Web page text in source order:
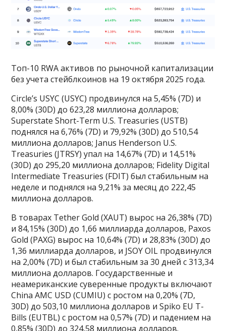
Топ-10 RWA активов по рыночной капитализации
без учета стейблкоинов на 19 октября 2025 года.
Circle’s USYC (USYC) продвинулся на 5,45% (7D) и
8,00% (30D) до 623,28 миллиона долларов;
Superstate Short-Term U.S. Treasuries (USTB)
поднялся на 6,76% (7D) и 79,92% (30D) до 510,54
миллиона долларов; Janus Henderson U.S.
Treasuries (JTRSY) упал на 14,67% (7D) и 14,51%
(30D) до 295,20 миллиона долларов; Fidelity Digital
Intermediate Treasuries (FDIT) был стабильным на
неделе и поднялся на 9,21% за месяц до 222,45
миллиона долларов.
В товарах Tether Gold (XAUT) вырос на 26,38% (7D)
и 84,15% (30D) до 1,66 миллиарда долларов, Paxos
Gold (PAXG) вырос на 10,64% (7D) и 28,83% (30D) до
1,36 миллиарда долларов, и JSOY OIL продвинулся
на 2,00% (7D) и был стабильным за 30 дней с 313,34
миллиона долларов. Государственные и
неамериканские суверенные продукты включают
China AMC USD (CUMIU) с ростом на 0,20% (7D,
30D) до 503,10 миллиона долларов и Spiko EU T-
Bills (EUTBL) с ростом на 0,57% (7D) и падением на
0,85% (30D) до 324,58 миллиона долларов.